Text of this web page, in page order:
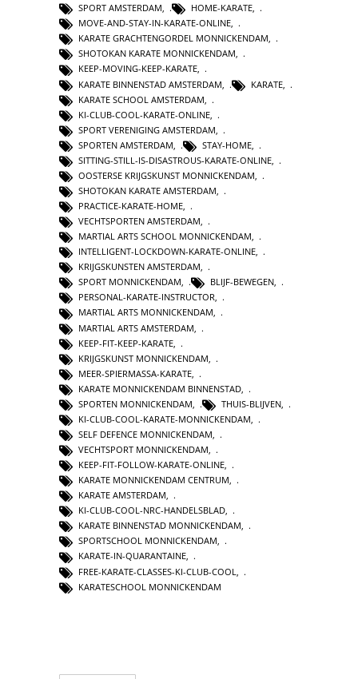
SPORT AMSTERDAM, HOME-KARATE,
MOVE-AND-STAY-IN-KARATE-ONLINE,
KARATE GRACHTENGORDEL MONNICKENDAM,
SHOTOKAN KARATE MONNICKENDAM,
KEEP-MOVING-KEEP-KARATE,
KARATE BINNENSTAD AMSTERDAM
KARATE
KARATE SCHOOL AMSTERDAM
KI-CLUB-COOL-KARATE-ONLINE
SPORT VERENIGING AMSTERDAM
SPORTEN AMSTERDAM
STAY-HOME
SITTING-STILL-IS-DISASTROUS-KARATE-ONLINE
OOSTERSE KRIJGSKUNST MONNICKENDAM
SHOTOKAN KARATE AMSTERDAM
PRACTICE-KARATE-HOME,
VECHTSPORTEN AMSTERDAM,
MARTIAL ARTS SCHOOL MONNICKENDAM,
INTELLIGENT-LOCKDOWN-KARATE-ONLINE,
KRIJGSKUNSTEN AMSTERDAM,
SPORT MONNICKENDAM, BLIJF-BEWEGEN,
PERSONAL-KARATE-INSTRUCTOR,
MARTIAL ARTS MONNICKENDAM,
MARTIAL ARTS AMSTERDAM
KEEP-FIT-KEEP-KARATE
KRIJGSKUNST MONNICKENDAM
MEER-SPIERMASSA-KARATE
KARATE MONNICKENDAM BINNENSTAD
SPORTEN MONNICKENDAM
THUIS-BLIJVEN
KI-CLUB-COOL-KARATE-MONNICKENDAM
SELF DEFENCE MONNICKENDAM
VECHTSPORT MONNICKENDAM,
KEEP-FIT-FOLLOW-KARATE-ONLINE,
KARATE MONNICKENDAM CENTRUM,
KARATE AMSTERDAM,
KI-CLUB-COOL-NRC-HANDELSBLAD,
KARATE BINNENSTAD MONNICKENDAM,
SPORTSCHOOL MONNICKENDAM,
KARATE-IN-QUARANTAINE,
FREE-KARATE-CLASSES-KI-CLUB-COOL
KARATESCHOOL MONNICKENDAM